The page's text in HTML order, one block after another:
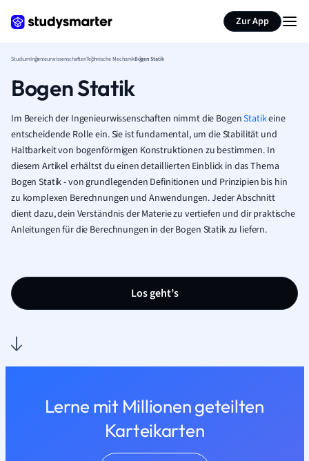
Zur App
StudiumIngenieurwissenschaftenTechnische MechanikBogen Statik
Bogen Statik
Im Bereich der Ingenieurwissenschaften nimmt die BogenStatikeine
entscheidende Rolle ein. Sie ist fundamental, um die Stabilität und
Haltbarkeit von bogenförmigen Konstruktionen zu bestimmen. In
diesem Artikel erhältst du einen detaillierten Einblick in das Thema
Bogen Statik - von grundlegenden Definitionen und Prinzipien bis hin
zu komplexen Berechnungen und Anwendungen. Jeder Abschnitt
dient dazu, dein Verständnis der Materie zu vertiefen und dir praktische
Anleitungen für die Berechnungen in der Bogen Statik zu liefern.
Los geht’s
Lerne mit Millionen geteilten
Karteikarten